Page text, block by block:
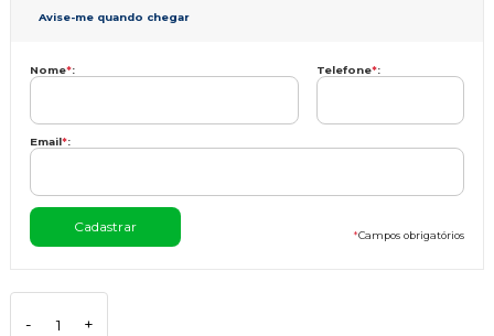
Avise-me quando chegar
Nome*: Telefone*:
Email*:
*Campos obrigatórios
- +